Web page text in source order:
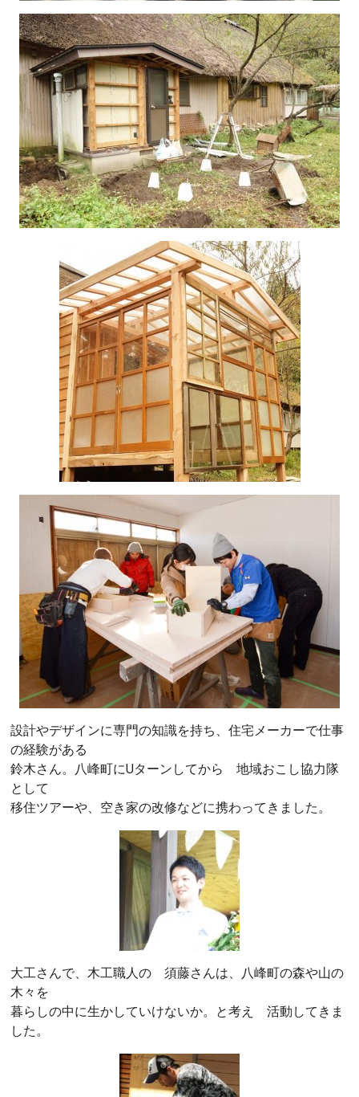
設計やデザインに専門の知識を持ち、住宅メーカーで仕事
の経験がある
鈴木さん。八峰町にUターンしてから 地域おこし協力隊
として
移住ツアーや、空き家の改修などに携わってきました。
大工さんで、木工職人の 須藤さんは、八峰町の森や山の
木々を
暮らしの中に生かしていけないか。と考え 活動してきま
した。